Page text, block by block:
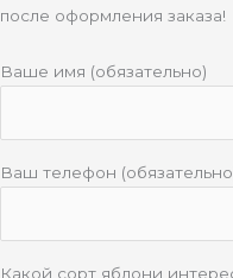
после оформления заказа!
Ваше имя (обязательно)
Ваш телефон
Какой сорт яблони